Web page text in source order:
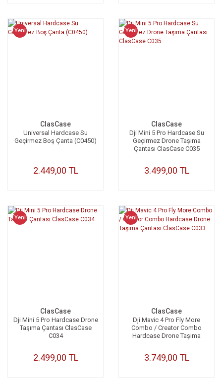
Yeni
ClasCase
Universal Hardcase Su
Geçirmez Boş Çanta (C0450)
2.449,00 TL
Yeni
ClasCase
Dji Mini 5 Pro Hardcase Su
Geçirmez Drone Taşıma
Çantası ClasCase C035
3.499,00 TL
Yeni
ClasCase
Dji Mini 5 Pro Hardcase Drone
Taşıma Çantası ClasCase
C034
2.499,00 TL
Yeni
ClasCase
Dji Mavic 4 Pro Fly More
Combo / Creator Combo
Hardcase Drone Taşıma
3.749,00 TL